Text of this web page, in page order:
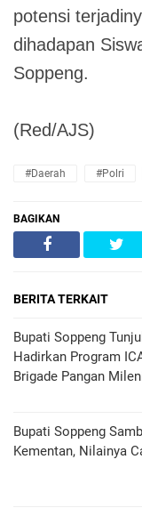
potensi
dihadapan
Soppeng.
(Red/AJS)
#Daerah #Polri
BAGIKAN
BERITA TERKAIT
Bupati Soppeng
Hadirkan Program
Brigade Pangan
Bupati Soppeng
Kementan, Nilainya